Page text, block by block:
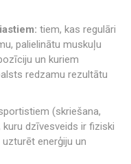
tiem, kas regulāri
palielinātu muskuļu
un kuriem
redzamu rezultātu
(skriešana,
dzīvesveids ir fiziski
enerģiju un